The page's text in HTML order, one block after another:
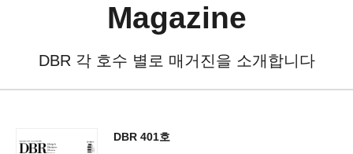
Magazine
DBR 각 호수 별로 매거진을 소개합니다
DBR 401호